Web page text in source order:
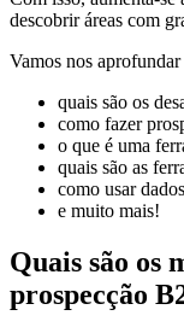
descobrir áreas com
Vamos nos
quais são os
como fazer
o que é uma
quais são as
como usar
e muito mais!
Quais são os
prospecção